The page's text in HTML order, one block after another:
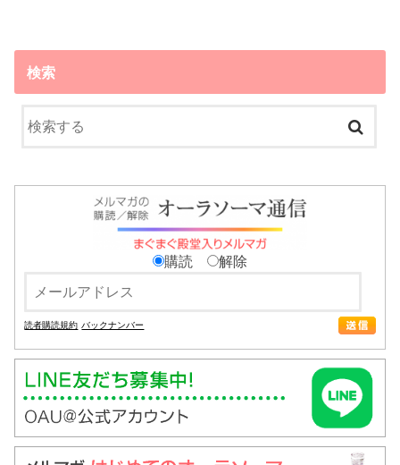
検索
購読 解除
読者購読規約 バックナンバー